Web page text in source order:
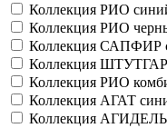
Коллекция РИО
Коллекция РИО
Коллекция САПФИР
Коллекция
Коллекция РИО
Коллекция АГАТ
Коллекция АГИДЕЛЬ